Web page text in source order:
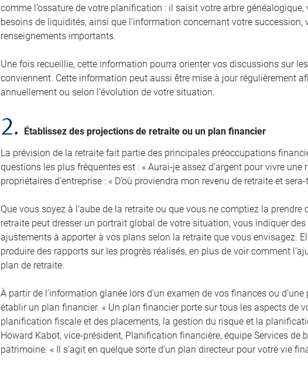
comme l’ossature de votre planification : il saisit votre arbre
besoins de liquidités, ainsi que l’information concernant votre succession,
renseignements importants.
Une fois recueillie, cette information pourra orienter vos discussions sur
conviennent. Cette information peut aussi être mise à jour régulièrement
annuellement ou selon l’évolution de votre situation.
2.
Établissez des projections de retraite ou un plan financier
La prévision de la retraite fait partie des principales préoccupations
questions les plus fréquentes est : « Aurai-je assez d’argent pour vivre une
propriétaires d’entreprise : « D’où proviendra mon revenu de retraite et
Que vous soyez à l’aube de la retraite ou que vous ne comptiez la
retraite peut dresser un portrait global de votre situation, vous indiquer
ajustements à apporter à vos plans selon la retraite que vous envisagez.
produire des rapports sur les progrès réalisés, en plus de voir comment
plan de retraite.
À partir de l’information glanée lors d’un examen de vos finances ou
établir un plan financier. « Un plan financier porte sur tous les aspects de
planification fiscale et des placements, la gestion du risque et la
Howard Kabot, vice-président, Planification financière, équipe Services de
patrimoine. « Il s’agit en quelque sorte d’un plan directeur pour votre vie